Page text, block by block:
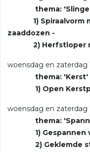
thema:
1) Spiraalvorm
zaaddozen -
2) Herfstloper
woensdag en zaterdag
thema: 'Kerst'
1) Open
woensdag en zaterdag
thema:
1) Gespannen
2) Geklemde